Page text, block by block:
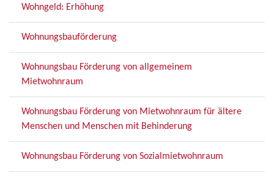
Wohngeld: Erhöhung
Wohnungsbauförderung
Wohnungsbau Förderung von allgemeinem
Mietwohnraum
Wohnungsbau Förderung von Mietwohnraum für ältere
Menschen und Menschen mit Behinderung
Wohnungsbau Förderung von Sozialmietwohnraum